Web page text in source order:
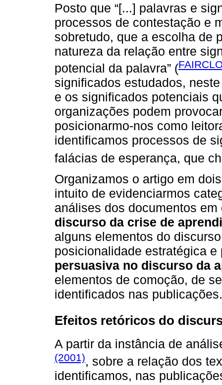
Posto que “[...] palavras e
processos de contestação e
sobretudo, que a escolha de
natureza da relação entre
potencial da palavra” (
significados estudados,
e os significados potenciais
organizações podem
posicionarmo-nos como
identificamos processos de
falácias de esperança, que
Organizamos o artigo em
intuito de evidenciarmos
análises dos documentos
discurso da crise de
alguns elementos do
posicionalidade estratégica
persuasiva no discurso da
elementos de comoção, de
identificados nas publicações.
Efeitos retóricos do
A partir da instância de
(2001), sobre a relação dos
identificamos, nas